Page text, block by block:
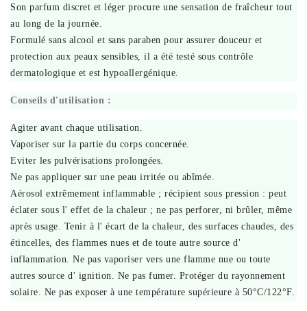
Son parfum discret et léger procure une sensation de fraîcheur tout
au long de la journée.
Formulé sans alcool et sans paraben pour assurer douceur et
protection aux peaux sensibles, il a été testé sous contrôle
dermatologique et est hypoallergénique.
Conseils d'utilisation :
Agiter avant chaque utilisation.
Vaporiser sur la partie du corps concernée.
Eviter les pulvérisations prolongées.
Ne pas appliquer sur une peau irritée ou abîmée.
Aérosol extrêmement inflammable ; récipient sous pression : peut
éclater sous l' effet de la chaleur ; ne pas perforer, ni brûler, même
après usage. Tenir à l' écart de la chaleur, des surfaces chaudes, des
étincelles, des flammes nues et de toute autre source d'
inflammation. Ne pas vaporiser vers une flamme nue ou toute
autres source d' ignition. Ne pas fumer. Protéger du rayonnement
solaire. Ne pas exposer à une température supérieure à 50°C/122°F.